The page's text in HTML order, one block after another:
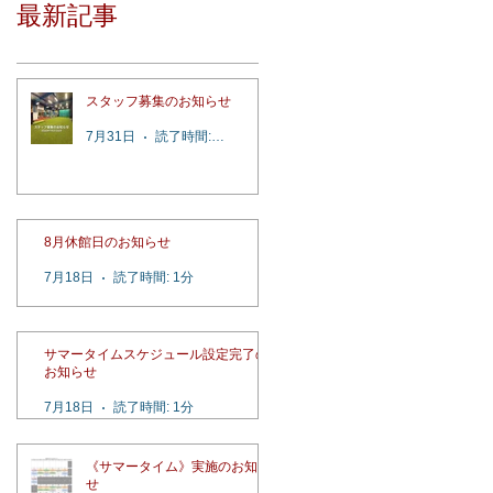
最新記事
スタッフ募集のお知らせ
7月31日 読了時間: 2分
8月休館日のお知らせ
7月18日 読了時間: 1分
サマータイムスケジュール設定完了の
お知らせ
7月18日 読了時間: 1分
《サマータイム》実施のお知ら
せ